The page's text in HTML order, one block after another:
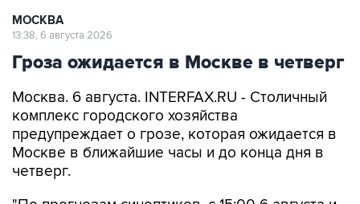
МОСКВА
13:38, 6 августа 2026
Гроза ожидается в Москве в четверг
Москва. 6 августа. INTERFAX.RU - Столичный
комплекс городского хозяйства
предупреждает о грозе, которая ожидается в
Москве в ближайшие часы и до конца дня в
четверг.